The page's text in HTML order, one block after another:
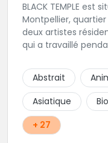
BLACK TEMPLE
Montpellier, quartier Saint Roch.
deux artistes résidents : Luciano, tatoueur
qui a travaillé
qui a travaillé dans
avant de rejoindre
accueille plusieurs
guests tout au
d'autres styles.
Abstrait
Asiatique
+ 27